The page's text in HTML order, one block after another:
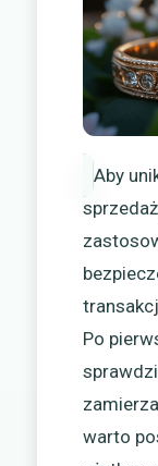
Aby
Po
warto